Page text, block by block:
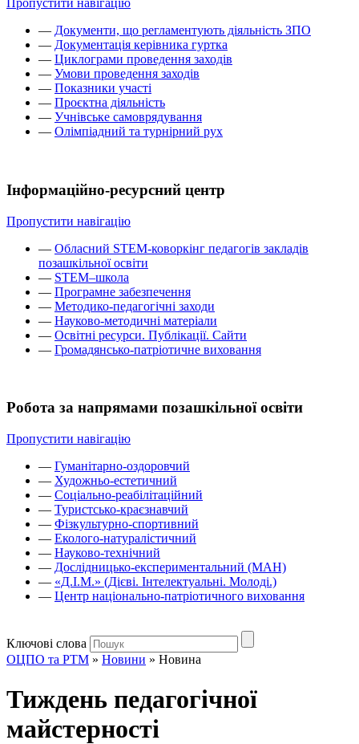
Пропустити навігацію
— Документи, що регламентують діяльність ЗПО
— Документація керівника гуртка
— Циклограми проведення заходів
— Умови проведення заходів
— Показники участі
— Проєктна діяльність
— Учнівське самоврядування
— Олімпіадний та турнірний рух
Інформаційно-ресурсний центр
Пропустити навігацію
— Обласний STEM-коворкінг педагогів закладів
позашкільної освіти
— STEM–школа
— Програмне забезпечення
— Методико-педагогічні заходи
— Науково-методичні матеріали
— Освітні ресурси. Публікації. Сайти
— Громадянсько-патріотичне виховання
Робота за напрямами позашкільної освіти
Пропустити навігацію
— Гуманітарно-оздоровчий
— Художньо-естетичний
— Соціально-реабілітаційний
— Туристсько-краєзнавчий
— Фізкультурно-спортивний
— Еколого-натуралістичний
— Науково-технічний
— Дослідницько-експериментальний (МАН)
— «Д.І.М.» (Дієві. Інтелектуальні. Молоді.)
— Центр національно-патріотичного виховання
Ключові слова
ОЦПО та РТМ » Новини » Новина
Тиждень педагогічної
майстерності